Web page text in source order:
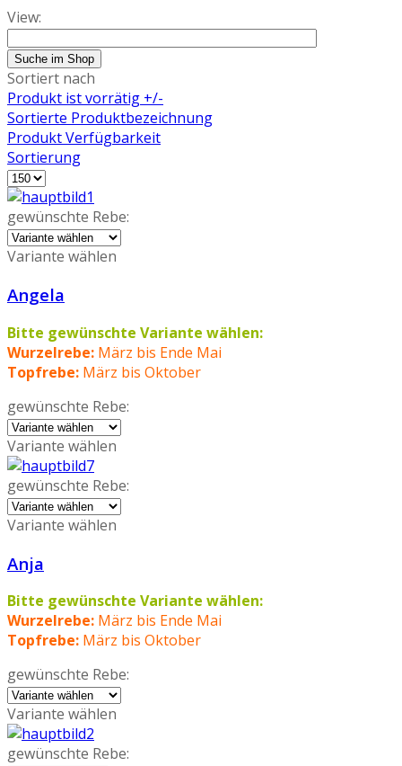
View:
Sortiert nach
Produkt ist vorrätig +/-
Sortierte Produktbezeichnung
Produkt Verfügbarkeit
Sortierung
gewünschte Rebe:
Variante wählen
Angela
Bitte gewünschte Variante wählen:
Wurzelrebe: März bis Ende Mai
Topfrebe: März bis Oktober
gewünschte Rebe:
Variante wählen
gewünschte Rebe:
Variante wählen
Anja
Bitte gewünschte Variante wählen:
Wurzelrebe: März bis Ende Mai
Topfrebe: März bis Oktober
gewünschte Rebe:
Variante wählen
gewünschte Rebe: